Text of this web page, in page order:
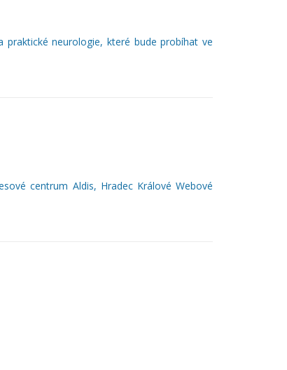
neurologie, které bude probíhat ve
centrum Aldis, Hradec Králové Webové